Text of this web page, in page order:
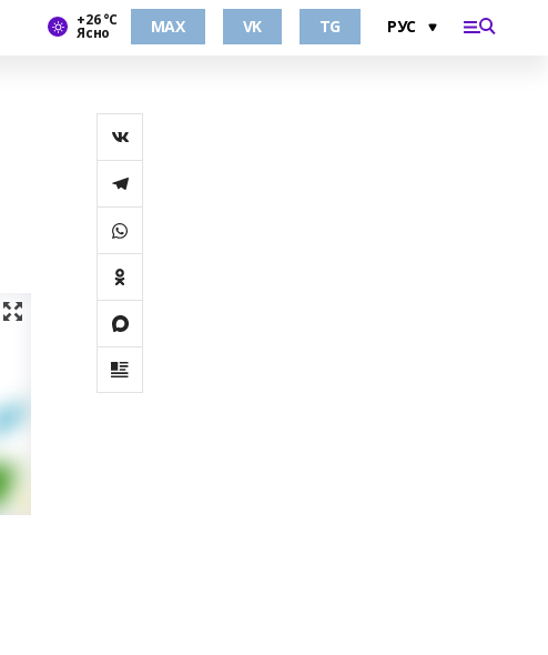
+26 °С
Ясно MAX VK TG